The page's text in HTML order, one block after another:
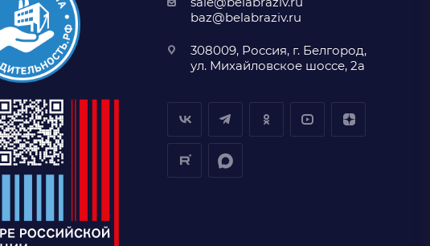
baz@belabraziv.ru
308009, Россия, г. Белгород,
ул. Михайловское шоссе, 2а